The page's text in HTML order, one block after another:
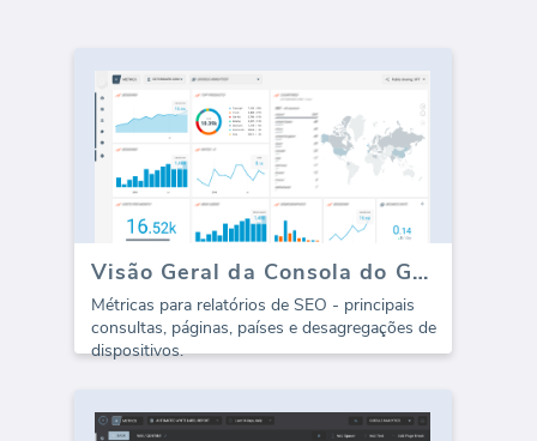
Visão Geral da Consola do Google (Relatório)
Métricas para relatórios de SEO - principais
consultas, páginas, países e desagregações de
dispositivos.